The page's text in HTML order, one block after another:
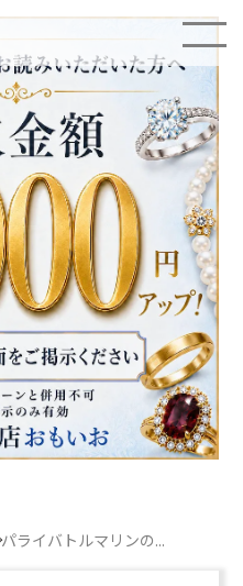
パライバトルマリンの...